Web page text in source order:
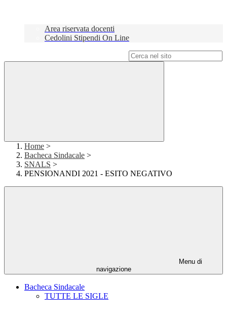
Area riservata docenti
Cedolini Stipendi On Line
Home >
Bacheca Sindacale >
SNALS >
PENSIONANDI 2021 - ESITO NEGATIVO
Menu di
navigazione
Bacheca Sindacale
TUTTE LE SIGLE